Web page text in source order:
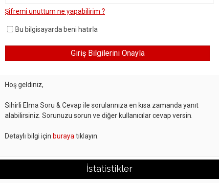
Şifremi unuttum ne yapabilirim ?
Bu bilgisayarda beni hatırla
Hoş geldiniz,
Sihirli Elma Soru & Cevap ile sorularınıza en kısa zamanda yanıt
alabilirsiniz. Sorunuzu sorun ve diğer kullanıcılar cevap versin.
Detaylı bilgi için buraya tıklayın.
İstatistikler